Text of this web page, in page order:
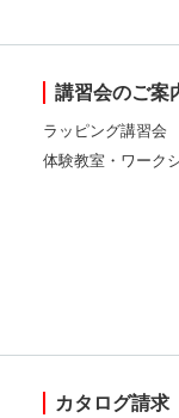
講習会のご案
ラッピング講習会
体験教室・ワーク
カタログ請求